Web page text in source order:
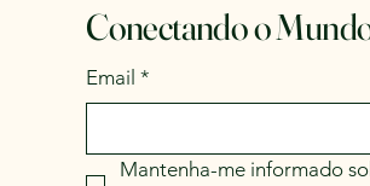
Conectando o
Email *
Mantenha-me informado